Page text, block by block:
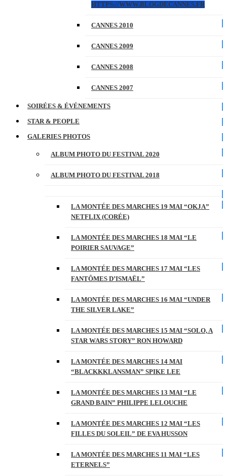
HTTPS://WWW.BLOGDECANNES.FR
CANNES 2010
CANNES 2009
CANNES 2008
CANNES 2007
SOIRÉES & ÉVÉNEMENTS
STAR & PEOPLE
GALERIES PHOTOS
ALBUM PHOTO DU FESTIVAL 2020
ALBUM PHOTO DU FESTIVAL 2018
LA MONTÉE DES MARCHES 19 MAI “OKJA”
NETFLIX (CORÉE)
LA MONTÉE DES MARCHES 18 MAI “LE
POIRIER SAUVAGE”
LA MONTÉE DES MARCHES 17 MAI “LES
FANTÔMES D’ISMAËL”
LA MONTÉE DES MARCHES 16 MAI “UNDER
THE SILVER LAKE”
LA MONTÉE DES MARCHES 15 MAI “SOLO, A
STAR WARS STORY” RON HOWARD
LA MONTÉE DES MARCHES 14 MAI
“BLACKKKLANSMAN” SPIKE LEE
LA MONTÉE DES MARCHES 13 MAI “LE
GRAND BAIN” PHILIPPE LELOUCHE
LA MONTÉE DES MARCHES 12 MAI “LES
FILLES DU SOLEIL” DE EVA HUSSON
LA MONTÉE DES MARCHES 11 MAI “LES
ETERNELS”